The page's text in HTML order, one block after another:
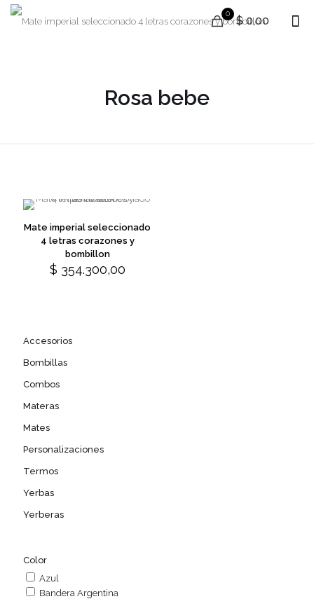
0
$ 0,00
Rosa bebe
Mate imperial seleccionado
4 letras corazones y
bombillon
This
$ 354.300,00
Accesorios
Bombillas
Combos
Materas
Mates
Personalizaciones
Termos
Yerbas
Yerberas
Color
Azul
Bandera Argentina